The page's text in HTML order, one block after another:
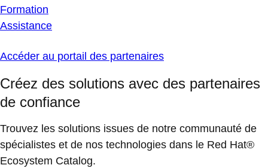
Formation
Assistance
Accéder au portail des partenaires
Créez des solutions avec des partenaires
de confiance
Trouvez les solutions issues de notre communauté de
spécialistes et de nos technologies dans le Red Hat®
Ecosystem Catalog.